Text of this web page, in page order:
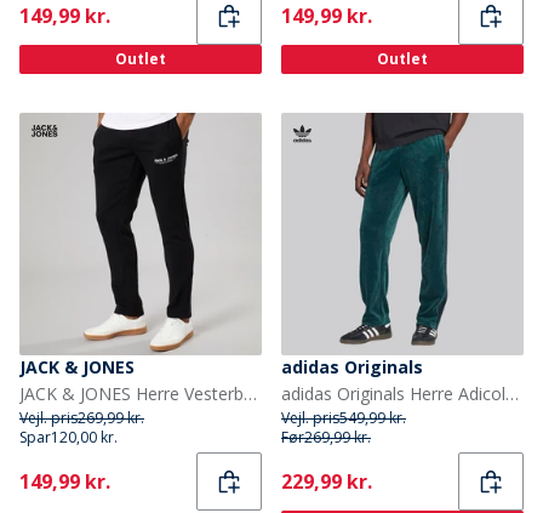
Current
149,99 kr.
Outlet
Current
149,99 kr.
Outlet
JACK & JONES
JACK & JONES Herre Vesterbro Joggingbukser Med Åben Kant Sort/Hvid
Vejl. pris269,99 kr.
Spar120,00 kr.
Current
149,99 kr.
adidas Originals
adidas Originals Herre Adicolor Superstar Velour Træningsbukser Aurora Ivy
Vejl. pris549,99 kr.
Før269,99 kr.
Current
229,99 kr.